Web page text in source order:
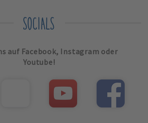
SOCIALS
auf Facebook, Instagram oder
Youtube!